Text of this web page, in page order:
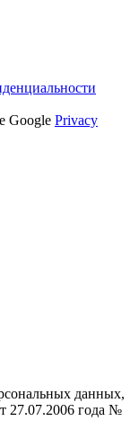
Google Privacy
данных,
27.07.2006 года №